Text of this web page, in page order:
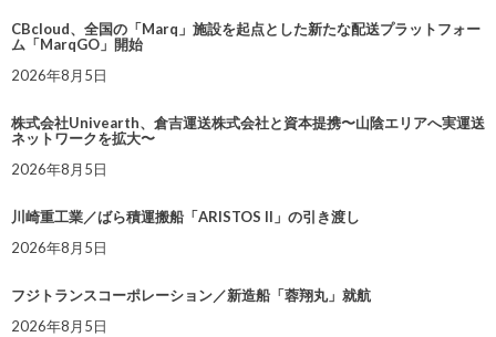
CBcloud、全国の「Marq」施設を起点とした新たな配送プラットフォー
ム「MarqGO」開始
2026年8月5日
株式会社Univearth、倉吉運送株式会社と資本提携〜山陰エリアへ実運送
ネットワークを拡大〜
2026年8月5日
川崎重工業／ばら積運搬船「ARISTOS II」の引き渡し
2026年8月5日
フジトランスコーポレーション／新造船「蓉翔丸」就航
2026年8月5日